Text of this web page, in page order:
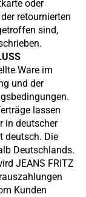
oder
retournierten
sind,
Ware im
und der
lassen
in deutscher
deutsch. Die
Deutschlands.
JEANS FRITZ
Kunden